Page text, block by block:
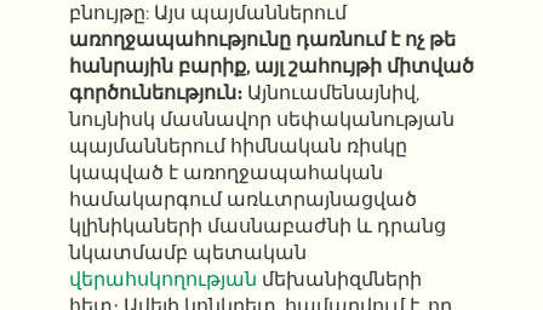
բնույթը: Այս պայմաններում
առողջապահությունը դառնում է ոչ թե
հանրային բարիք, այլ շահույթի միտված
գործունեություն։ Այնուամենայնիվ,
նույնիսկ մասնավոր սեփականության
պայմաններում հիմնական ռիսկը
կապված է առողջապահական
համակարգում առևտրայնացված
կլինիկաների մասնաբաժնի և դրանց
նկատմամբ պետական ​​
վերահսկողության մեխանիզմների